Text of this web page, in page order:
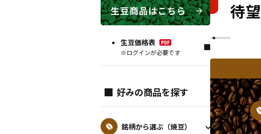
生豆価格表
※ログインが必要です
好みの商品を探す
銘柄から選ぶ（焼豆）